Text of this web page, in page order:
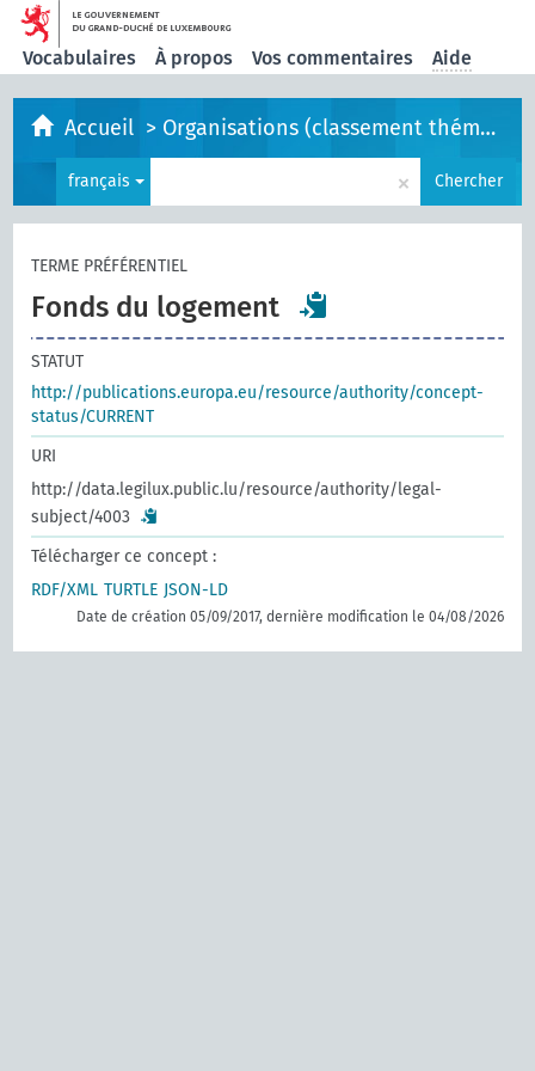
Vocabulaires À propos Vos commentaires Aide
Accueil > Organisations (classement thématique)
français × Chercher
TERME PRÉFÉRENTIEL
Fonds du logement
STATUT
http://publications.europa.eu/resource/authority/concept-
status/CURRENT
URI
http://data.legilux.public.lu/resource/authority/legal-
subject/4003
Télécharger ce concept :
RDF/XML TURTLE JSON-LD
Date de création 05/09/2017, dernière modification le 04/08/2026